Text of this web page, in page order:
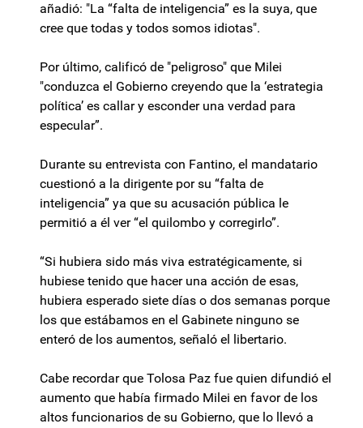
añadió: "La “falta de inteligencia” es la suya, que
cree que todas y todos somos idiotas".
Por último, calificó de "peligroso" que Milei
"conduzca el Gobierno creyendo que la ‘estrategia
política’ es callar y esconder una verdad para
especular”.
Durante su entrevista con Fantino, el mandatario
cuestionó a la dirigente por su “falta de
inteligencia” ya que su acusación pública le
permitió a él ver “el quilombo y corregirlo”.
“Si hubiera sido más viva estratégicamente, si
hubiese tenido que hacer una acción de esas,
hubiera esperado siete días o dos semanas porque
los que estábamos en el Gabinete ninguno se
enteró de los aumentos, señaló el libertario.
Cabe recordar que Tolosa Paz fue quien difundió el
aumento que había firmado Milei en favor de los
altos funcionarios de su Gobierno, que lo llevó a